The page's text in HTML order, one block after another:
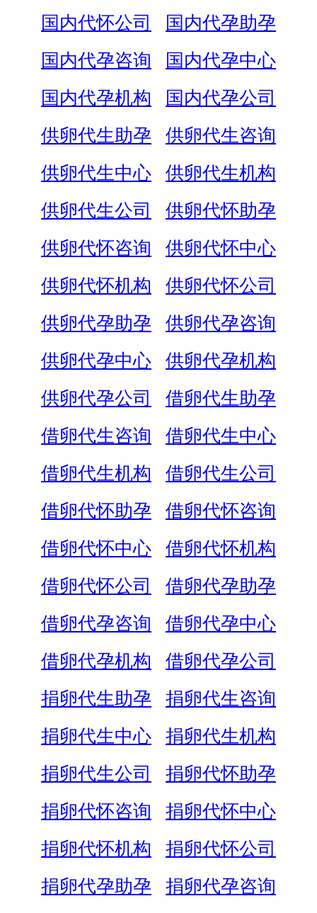
国内代怀公司
国内代孕助孕
国内代孕咨询
国内代孕中心
国内代孕机构
国内代孕公司
供卵代生助孕
供卵代生咨询
供卵代生中心
供卵代生机构
供卵代生公司
供卵代怀助孕
供卵代怀咨询
供卵代怀中心
供卵代怀机构
供卵代怀公司
供卵代孕助孕
供卵代孕咨询
供卵代孕中心
供卵代孕机构
供卵代孕公司
借卵代生助孕
借卵代生咨询
借卵代生中心
借卵代生机构
借卵代生公司
借卵代怀助孕
借卵代怀咨询
借卵代怀中心
借卵代怀机构
借卵代怀公司
借卵代孕助孕
借卵代孕咨询
借卵代孕中心
借卵代孕机构
借卵代孕公司
捐卵代生助孕
捐卵代生咨询
捐卵代生中心
捐卵代生机构
捐卵代生公司
捐卵代怀助孕
捐卵代怀咨询
捐卵代怀中心
捐卵代怀机构
捐卵代怀公司
捐卵代孕助孕
捐卵代孕咨询